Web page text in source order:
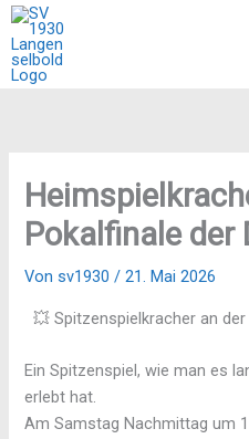
Zum
Inhalt
springen
Pokalfinale der
Vonsv1930/21. Mai 2026
💥 Spitzenspielkracher an
Ein Spitzenspiel, wie man es
erlebt hat.
Am Samstag Nachmittag um